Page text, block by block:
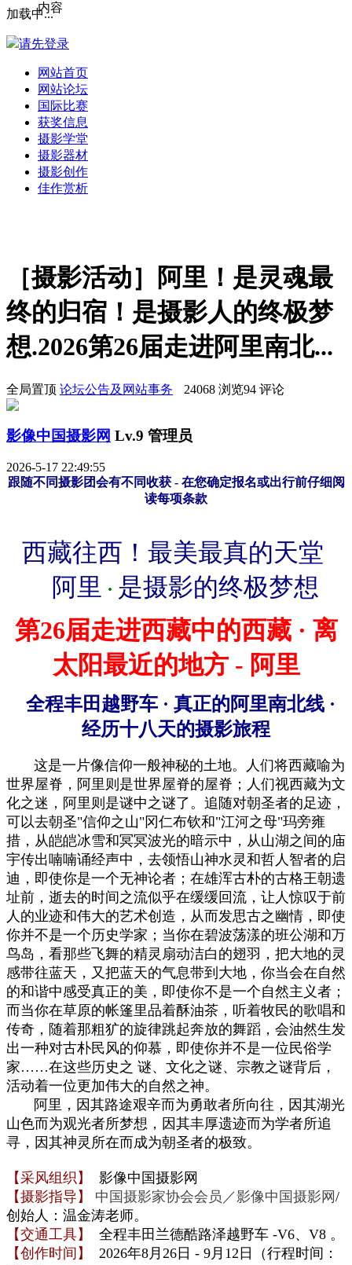
加载中...
请先登录
网站首页
网站论坛
国际比赛
获奖信息
摄影学堂
摄影器材
摄影创作
佳作赏析
内容
［摄影活动］阿里！是灵魂最
终的归宿！是摄影人的终极梦
想.2026第26届走进阿里南北...
全局置顶 论坛公告及网站事务 24068 浏览94 评论
影像中国摄影网 Lv.9 管理员
2026-5-17 22:49:55
跟随不同摄影团会有不同收获 - 在您确定报名或出行前仔细阅
读每项条款
西藏往西！最美最真的天堂
阿里 · 是摄影的终极梦想
第26届走进西藏中的西藏 · 离
太阳最近的地方 - 阿里
全程丰田越野车 · 真正的阿里南北线 ·
经历十八天的摄影旅程
这是一片像信仰一般神秘的土地。人们将西藏喻为
世界屋脊，阿里则是世界屋脊的屋脊；人们视西藏为文
化之迷，阿里则是谜中之谜了。追随对朝圣者的足迹，
可以去朝圣"信仰之山"冈仁布钦和"江河之母"玛旁雍
措，从皑皑冰雪和冥冥波光的暗示中，从山湖之间的庙
宇传出喃喃诵经声中，去领悟山神水灵和哲人智者的启
迪，即使你是一个无神论者；在雄浑古朴的古格王朝遗
址前，逝去的时间之流似乎在缓缓回流，让人惊叹于前
人的业迹和伟大的艺术创造，从而发思古之幽情，即使
你并不是一个历史学家；当你在碧波荡漾的班公湖和万
鸟岛，看那些飞舞的精灵扇动洁白的翅羽，把大地的灵
感带往蓝天，又把蓝天的气息带到大地，你当会在自然
的和谐中感受真正的美，即使你不是一个自然主义者；
而当你在草原的帐篷里品着酥油茶，听着牧民的歌唱和
传奇，随着那粗犷的旋律跳起奔放的舞蹈，会油然生发
出一种对古朴民风的仰慕，即使你并不是一位民俗学
家……在这些历史之 谜、文化之谜、宗教之谜背后，
活动着一位更加伟大的自然之神。
阿里，因其路途艰辛而为勇敢者所向往，因其湖光
山色而为观光者所梦想，因其丰厚遗迹而为学者所追
寻，因其神灵所在而成为朝圣者的极致。
【采风组织】
影像中国摄影网
【摄影指导】
中国摄影家协会会员／影像中国摄影网 /
创始人：温金涛老师。
【交通工具】
全程丰田兰德酷路泽越野车 -V6、V8 。
【创作时间】
2026年8月26日 - 9月12日（行程时间：